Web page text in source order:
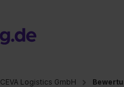
CEVA Logistics GmbH